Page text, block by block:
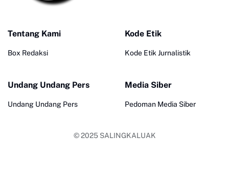
Tentang Kami
Box Redaksi
Kode Etik
Kode Etik Jurnalistik
Undang Undang Pers
Undang Undang Pers
Media Siber
Pedoman Media Siber
© 2025 SALINGKALUAK